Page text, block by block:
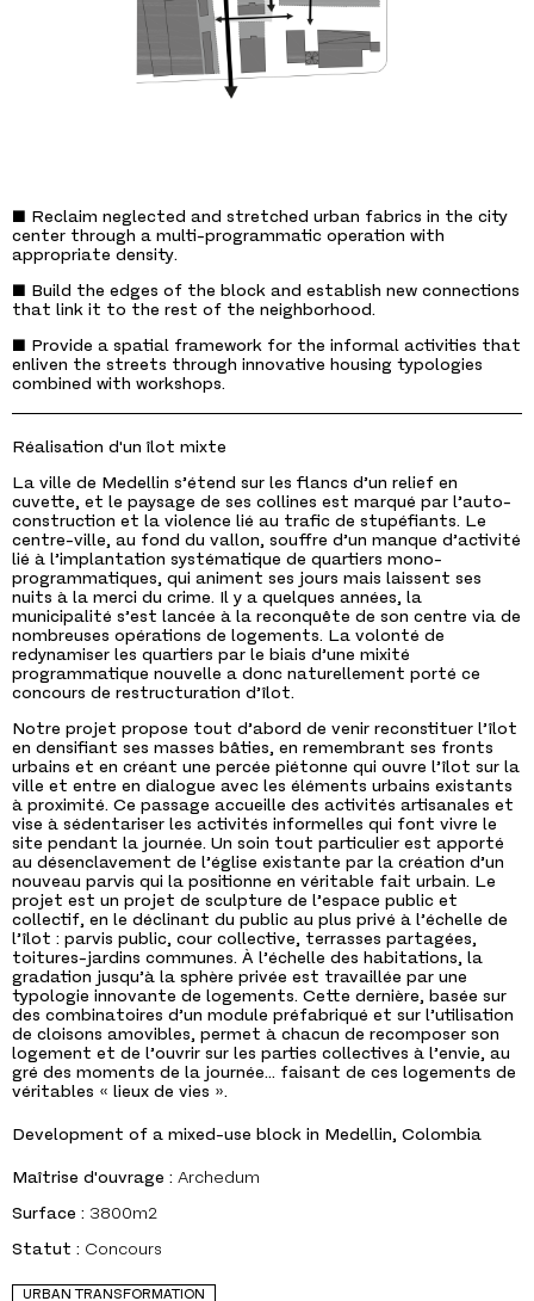
■ Reclaim neglected and stretched urban fabrics in the city
center through a multi-programmatic operation with
appropriate density.
■ Build the edges of the block and establish new connections
that link it to the rest of the neighborhood.
■ Provide a spatial framework for the informal activities that
enliven the streets through innovative housing typologies
combined with workshops.
Réalisation d'un îlot mixte
La ville de Medellin s’étend sur les flancs d’un relief en
cuvette, et le paysage de ses collines est marqué par l’auto-
construction et la violence lié au trafic de stupéfiants. Le
centre-ville, au fond du vallon, souffre d’un manque d’activité
lié à l’implantation systématique de quartiers mono-
programmatiques, qui animent ses jours mais laissent ses
nuits à la merci du crime. Il y a quelques années, la
municipalité s’est lancée à la reconquête de son centre via de
nombreuses opérations de logements. La volonté de
redynamiser les quartiers par le biais d’une mixité
programmatique nouvelle a donc naturellement porté ce
concours de restructuration d’îlot.
Notre projet propose tout d’abord de venir reconstituer l’îlot
en densifiant ses masses bâties, en remembrant ses fronts
urbains et en créant une percée piétonne qui ouvre l’îlot sur la
ville et entre en dialogue avec les éléments urbains existants
à proximité. Ce passage accueille des activités artisanales et
vise à sédentariser les activités informelles qui font vivre le
site pendant la journée. Un soin tout particulier est apporté
au désenclavement de l’église existante par la création d’un
nouveau parvis qui la positionne en véritable fait urbain. Le
projet est un projet de sculpture de l’espace public et
collectif, en le déclinant du public au plus privé à l’échelle de
l’îlot : parvis public, cour collective, terrasses partagées,
toitures-jardins communes. À l’échelle des habitations, la
gradation jusqu’à la sphère privée est travaillée par une
typologie innovante de logements. Cette dernière, basée sur
des combinatoires d’un module préfabriqué et sur l’utilisation
de cloisons amovibles, permet à chacun de recomposer son
logement et de l’ouvrir sur les parties collectives à l’envie, au
gré des moments de la journée… faisant de ces logements de
véritables « lieux de vies ».
Development of a mixed-use block in Medellin, Colombia
Maîtrise d'ouvrage : Archedum
Surface : 3800m2
Statut : Concours
URBAN TRANSFORMATION